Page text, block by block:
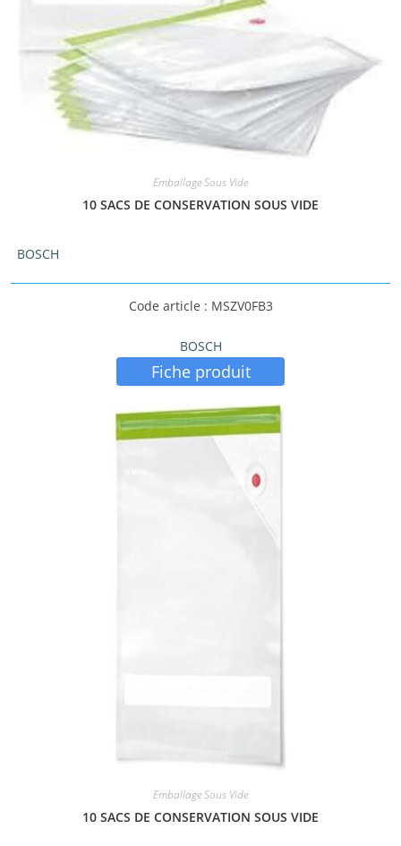
Emballage Sous Vide
10 SACS DE CONSERVATION SOUS VIDE
BOSCH
Code article : MSZV0FB3
BOSCH
Fiche produit
Emballage Sous Vide
10 SACS DE CONSERVATION SOUS VIDE